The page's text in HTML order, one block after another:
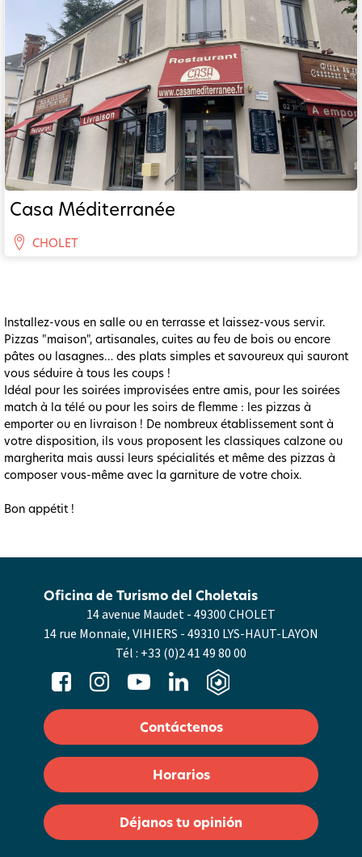
Casa Méditerranée
CHOLET
Installez-vous en salle ou en terrasse et laissez-vous servir.
Pizzas "maison", artisanales, cuites au feu de bois ou encore
pâtes ou lasagnes… des plats simples et savoureux qui sauront
vous séduire à tous les coups !
Idéal pour les soirées improvisées entre amis, pour les soirées
match à la télé ou pour les soirs de flemme : les pizzas à
emporter ou en livraison ! De nombreux établissement sont à
votre disposition, ils vous proposent les classiques calzone ou
margherita mais aussi leurs spécialités et même des pizzas à
composer vous-même avec la garniture de votre choix.
Bon appétit !
14 avenue Maudet - 49300 CHOLET
14 rue Monnaie, VIHIERS - 49310 LYS-HAUT-LAYON
Tél : +33 (0)2 41 49 80 00
Oficina de Turismo del Choletais
Contáctenos
Horarios
Déjanos tu opinión